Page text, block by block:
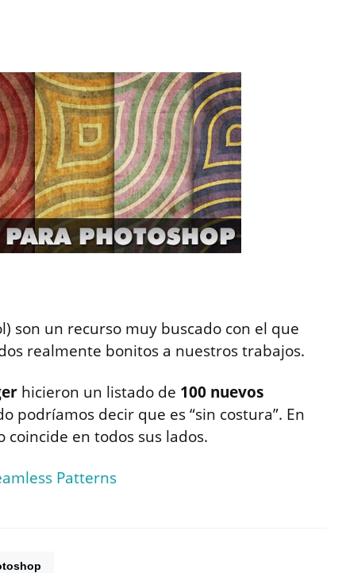
son un recurso muy buscado con el que
realmente bonitos a nuestros trabajos.
hicieron un listado de 100 nuevos
podríamos decir que es “sin costura”. En
en todos sus lados.
Patterns